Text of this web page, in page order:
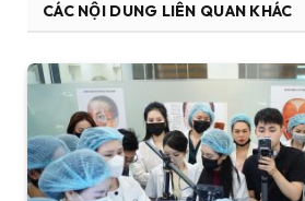
CÁC NỘI DUNG LIÊN QUAN KHÁC